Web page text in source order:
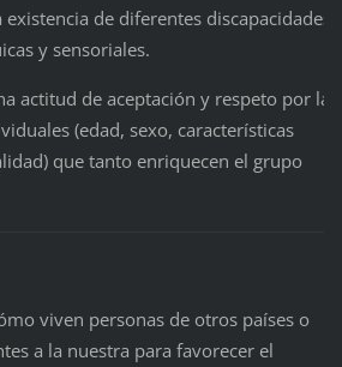
de diferentes discapacidades,
y sensoriales.
de aceptación y respeto por las
(edad, sexo, características
que tanto enriquecen el grupo
viven personas de otros países o
a la nuestra para favorecer el